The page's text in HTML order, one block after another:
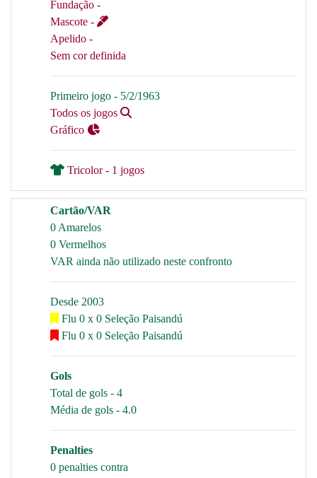
Fundação -
Mascote -
Apelido -
Sem cor definida
Primeiro jogo - 5/2/1963
Todos os jogos
Gráfico
Tricolor - 1 jogos
Cartão/VAR
0 Amarelos
0 Vermelhos
VAR ainda não utilizado neste confronto
Desde 2003
Flu 0 x 0 Seleção Paisandú
Flu 0 x 0 Seleção Paisandú
Gols
Total de gols - 4
Média de gols - 4.0
Penalties
0 penalties contra